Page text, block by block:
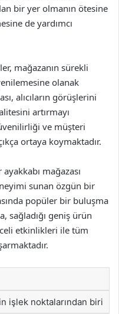
bir yer olmanın ötesine
de yardımcı
mağazanın sürekli
olanak
alıcıların görüşlerini
artırmayı
ve müşteri
ortaya koymaktadır.
mağazası
sunan özgün bir
popüler bir buluşma
sağladığı geniş ürün
etkinlikleri ile tüm
işlek noktalarından biri